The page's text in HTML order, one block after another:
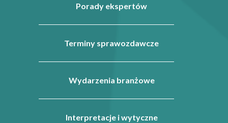
Porady ekspertów
Terminy sprawozdawcze
Wydarzenia branżowe
Interpretacje i wytyczne